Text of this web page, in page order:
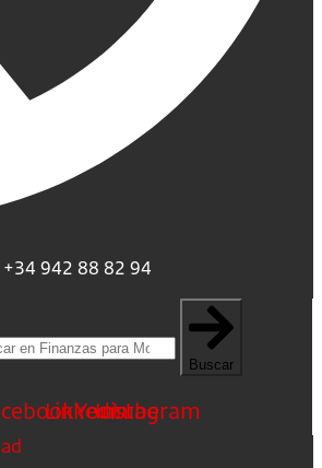
+34 942 88 82 94
Buscar
Linkedin
Youtube
Instagram